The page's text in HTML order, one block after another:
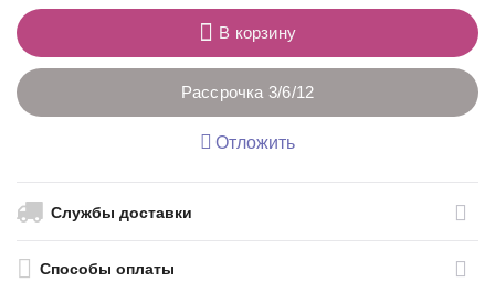
В корзину
Рассрочка 3/6/12
Отложить
Службы доставки
Способы оплаты